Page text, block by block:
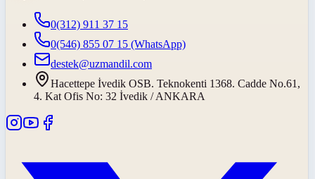
0(312) 911 37 15
0(546) 855 07 15 (WhatsApp)
destek@uzmandil.com
Hacettepe İvedik OSB. Teknokenti 1368. Cadde No.61,
4. Kat Ofis No: 32 İvedik / ANKARA